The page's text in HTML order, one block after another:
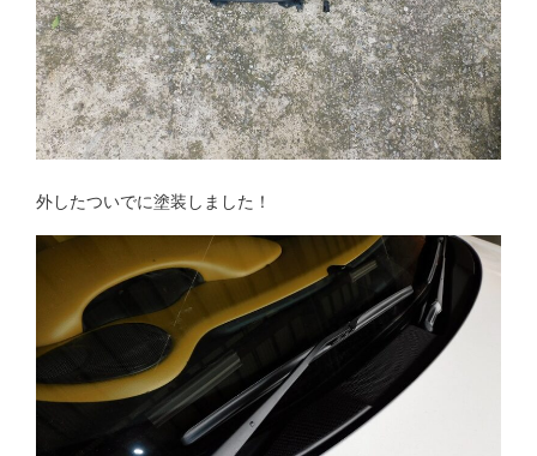
外したついでに塗装しました！